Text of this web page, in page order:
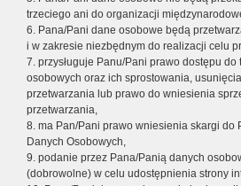
trzeciego ani do organizacji
6. Pana/Pani dane osobowe będą
i w zakresie niezbędnym do realizacji celu
7. przysługuje Panu/Pani prawo dostępu do
osobowych oraz ich sprostowania,
przetwarzania lub prawo do wniesienia
przetwarzania,
8. ma Pan/Pani prawo wniesienia skargi do
Danych Osobowych,
9. podanie przez Pana/Panią danych
(dobrowolne) w celu udostępnienia strony